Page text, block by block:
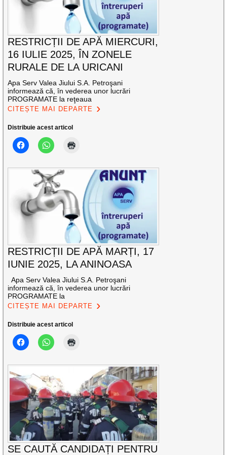
RESTRICȚII DE APĂ MIERCURI,
16 IULIE 2025, ÎN ZONELE
RURALE DE LA URICANI
Apa Serv Valea Jiului S.A. Petroşani
informează că, în vederea unor lucrări
PROGRAMATE la reţeaua
CITEȘTE MAI DEPARTE
Distribuie acest articol
RESTRICȚII DE APĂ MARȚI, 17
IUNIE 2025, LA ANINOASA
Apa Serv Valea Jiului S.A. Petroşani
informează că, în vederea unor lucrări
PROGRAMATE la
CITEȘTE MAI DEPARTE
Distribuie acest articol
SE CAUTĂ CANDIDAȚI PENTRU